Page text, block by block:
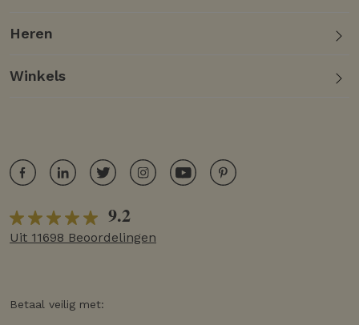
Heren
Winkels
9.2
Uit 11698 Beoordelingen
Betaal veilig met: